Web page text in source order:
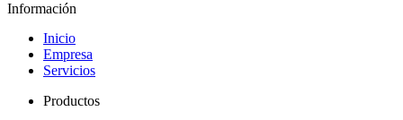
Información
Inicio
Empresa
Servicios
Productos